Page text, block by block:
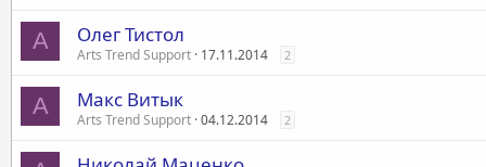
A Олег Тистол
Arts Trend Support 17.11.2014 2
A Макс Витык
Arts Trend Support 04.12.2014 2